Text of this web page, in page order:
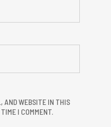
AND WEBSITE IN THIS
I COMMENT.